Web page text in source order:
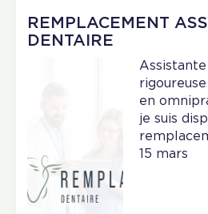
REMPLACEMENT
DENTAIRE
en
je suis
15 mars